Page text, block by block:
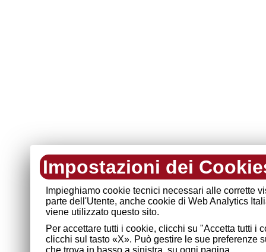
Impostazioni dei
Impieghiamo cookie tecnici necessari alle corrette
parte dell'Utente, anche cookie di Web Analytics
viene utilizzato questo sito.
Per accettare tutti i cookie, clicchi su "Accetta tutti
clicchi sul tasto «X». Può gestire le sue preferenze
che trova in basso a sinistra, su ogni pagina